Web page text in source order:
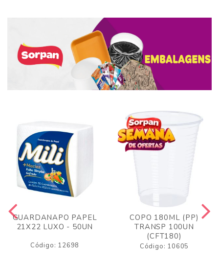
GUARDANAPO PAPEL
21X22 LUXO - 50UN
Código: 12698
COPO 180ML (PP)
TRANSP 100UN
(CFT180)
Código: 10605